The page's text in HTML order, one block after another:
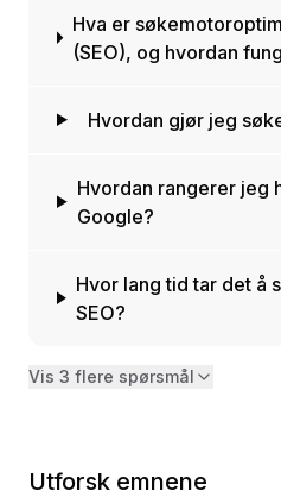
Hva er
(SEO), og hvordan
Hvordan gjør jeg
Hvordan rangerer jeg
Google?
Hvor lang tid tar det å
SEO?
Vis 3 flere spørsmål
Utforsk emnene